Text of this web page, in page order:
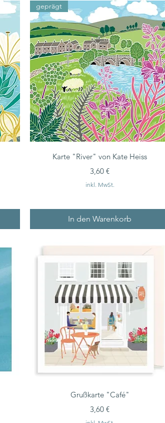
geprägt
Karte "River" von Kate Heiss
Preis
3,60 €
inkl. MwSt.
In den Warenkorb
Grußkarte "Café"
Preis
3,60 €